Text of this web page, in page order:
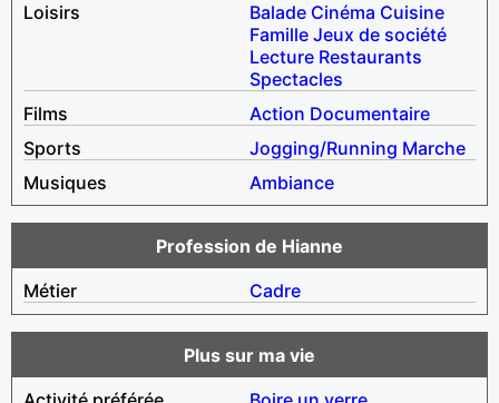
Loisirs
Balade Cinéma Cuisine
Famille Jeux de société
Lecture Restaurants
Spectacles
Films
Action Documentaire
Sports
Jogging/Running Marche
Musiques
Ambiance
Profession de Hianne
Métier
Cadre
Plus sur ma vie